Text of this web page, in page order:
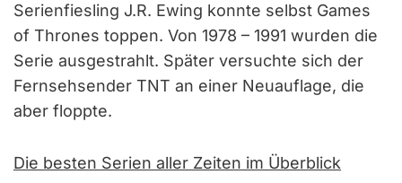
Serienfiesling J.R. Ewing konnte selbst Games
of Thrones toppen. Von 1978 – 1991 wurden die
Serie ausgestrahlt. Später versuchte sich der
Fernsehsender TNT an einer Neuauflage, die
aber floppte.
Die besten Serien aller Zeiten im Überblick